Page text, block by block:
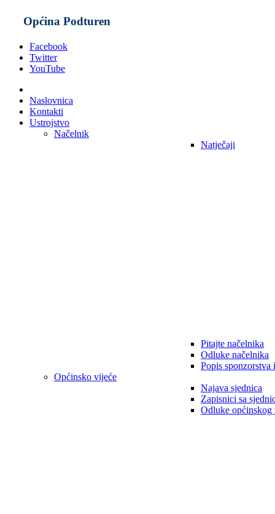
Općina Podturen
Facebook
Twitter
YouTube
Naslovnica
Kontakti
Ustrojstvo
Načelnik
Natječaji
Pitajte načelnika
Odluke načelnika
Popis sponzorstva
Općinsko vijeće
Najava sjednica
Zapisnici sa
Odluke općinskog